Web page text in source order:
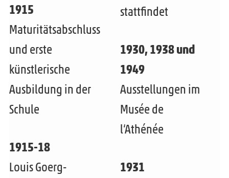
1915
Maturitätsabschluss
und erste
künstlerische
Ausbildung in der
Schule
1915-18
Louis Goerg-
stattfindet
1930, 1938 und
1949
Ausstellungen im
Musée de
l‘Athénée
1931